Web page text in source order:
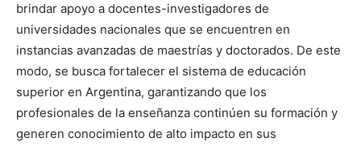
brindar apoyo a docentes-investigadores de
universidades nacionales que se encuentren en
instancias avanzadas de maestrías y doctorados. De este
modo, se busca fortalecer el sistema de educación
superior en Argentina, garantizando que los
profesionales de la enseñanza continúen su formación y
generen conocimiento de alto impacto en sus